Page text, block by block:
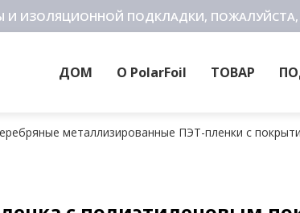
И ИЗОЛЯЦИОННОЙ ПОДКЛАДКИ,
ДОМ О PolarFoil ТОВАР
металлизированные ПЭТ-пленки с